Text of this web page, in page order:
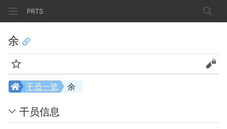
PRTS 搜索
余
监视 查看
余
干员一览
干员信息